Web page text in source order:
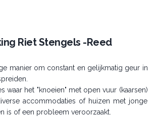
Riet Stengels -Reed
manier om constant en gelijkmatig geur in
waar het "knoeien" met open vuur (kaarsen)
accommodaties of huizen met jonge
is of een probleem veroorzaakt.